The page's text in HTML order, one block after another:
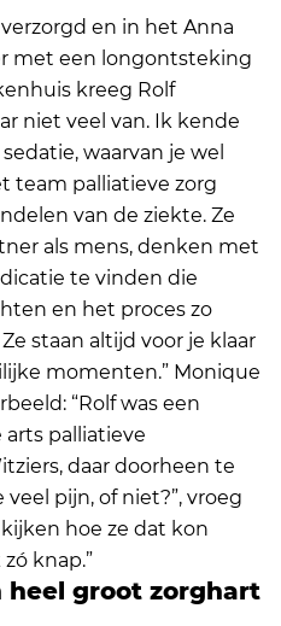
en in het Anna
met een longontsteking
kreeg Rolf
niet veel van. Ik kende
waarvan je wel
team palliatieve zorg
van de ziekte. Ze
als mens, denken met
te vinden die
en het proces zo
staan altijd voor je klaar
momenten.” Monique
“Rolf was een
arts palliatieve
daar doorheen te
pijn, of niet?”, vroeg
hoe ze dat kon
knap.”
heel groot zorghart